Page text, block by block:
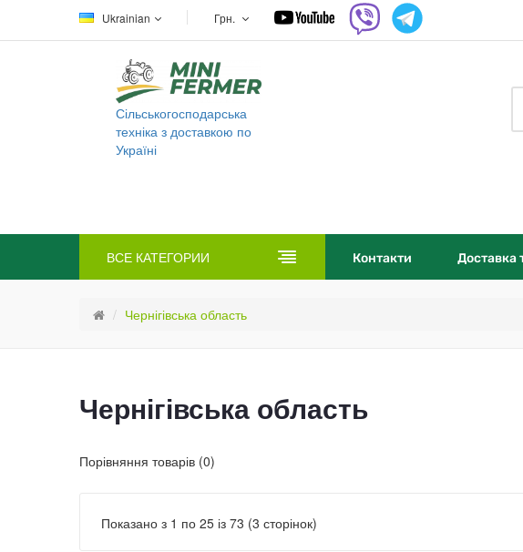
Ukrainian Грн.
Сільськогосподарська
техніка з доставкою по
Україні
ВСЕ КАТЕГОРИИ Контакти Доставка
Чернігівська область
Чернігівська область
Порівняння товарів (0)
Показано з 1 по 25 із 73 (3 сторінок)